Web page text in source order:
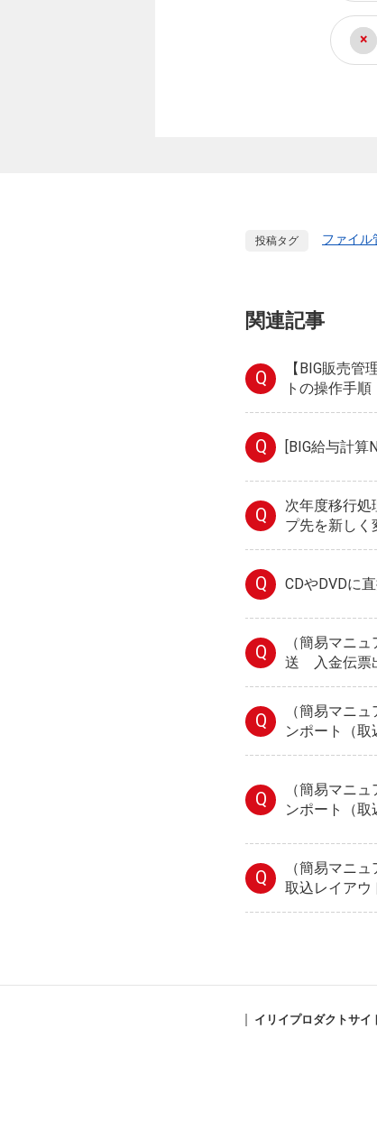
投稿タグ ファイル
関連記事
Q
【BIG販売
トの操作手順
Q [BIG給与計算
Q
次年度移行処
プ先を新しく
Q CDやDVDに
Q
（簡易マニ
送 入金伝票
Q
（簡易マニ
ンポート（
Q
（簡易マニ
ンポート（
Q
（簡易マニ
取込レイアウ
イリイプロダクトサイ